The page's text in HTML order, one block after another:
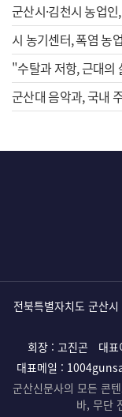
군산시·김천시 농업
시 농기센터, 폭염 농
"수탈과 저항, 근대의
군산대 음악과, 국내
전북특별자치도 군산
회장 : 고진곤
대
대표메일 :
군산신문사의 모든 콘
바, 무단